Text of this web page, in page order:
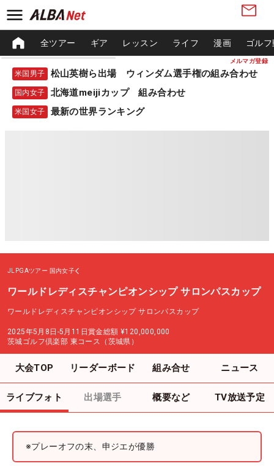
メルマガ登録
全ツアー ギア レッスン ライフ 漫画 ゴル
米国男子 松山英樹ら出場 ウィンダム選手権の組み合わせ
国内女子 北海道meijiカップ 組み合わせ
米国女子 最新の世界ランキング
JLPGAツアー 国内女子
ワールドレディスチャンピオンシップ サロンパスカップ
ワールドレディスチャンピオンシップ サロンパスカップ
2025年5月8日-5月11日賞金総額 ¥120,000,000
茨城ゴルフ倶楽部 東コース（茨城県）
大会TOP リーダーボード 組み合せ ニュース
ライブフォト 出場選手 概要など TV放送予定
※プレーオフの末、申ジエが優勝